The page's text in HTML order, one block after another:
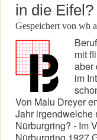
in die Eifel?
Gespeichert von wh
mit
aber
im
Von Malu Dreyer
Jahr irgendwelche
Nürburgring? - Im